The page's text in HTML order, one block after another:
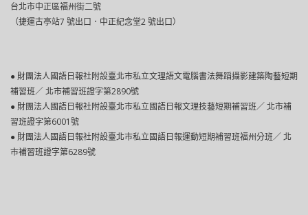
台北市中正區福州街二號
（捷運古亭站7 號出口．中正紀念堂2 號出口）
● 財團法人國語日報社附設臺北市私立文理語文電腦書法舞蹈攝影建築陶藝短期
補習班／ 北市補習班證字第2890號
● 財團法人國語日報社附設臺北巿私立國語日報文理技藝短期補習班／ 北市補
習班證字第6001號
● 財團法人國語日報社附設臺北市私立國語日報運動短期補習班福州分班／ 北
市補習班證字第6289號